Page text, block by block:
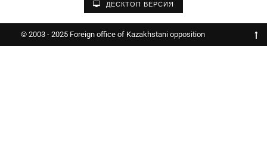
ДЕСКТОП ВЕРСИЯ
© 2003 - 2025 Foreign office of Kazakhstani opposition